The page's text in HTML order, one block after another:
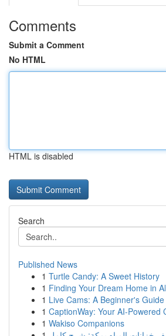
Comments
Submit a Comment
No HTML
HTML is disabled
Search
Published News
1 Turtle Candy: A Sweet History
1 Finding Your Dream Home in
1 Live Cams: A Beginner's Guide
1 CaptionWay: Your AI-Powered
1 Wakiso Companions